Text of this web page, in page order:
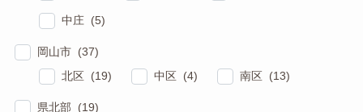
中庄 (5)
岡山市 (37)
北区 (19)
中区 (4) 南区 (13)
県北部 (19)